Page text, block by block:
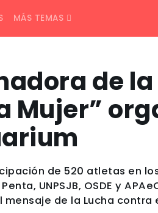
MÁS TEMAS
de la
Mujer”
de 520 atletas en
UNPSJB, OSDE y
de la Lucha contra